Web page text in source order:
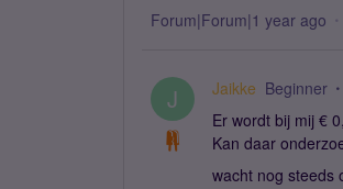
Forum|Forum|1 year ago
J Jaikke Beginner
Er wordt bij mij €
Kan daar
wacht nog steeds